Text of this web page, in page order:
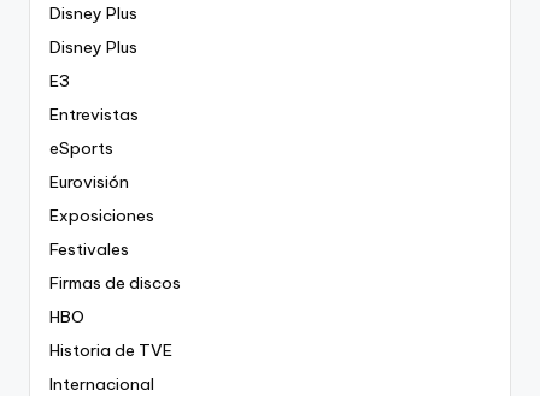
Disney Plus
Disney Plus
E3
Entrevistas
eSports
Eurovisión
Exposiciones
Festivales
Firmas de discos
HBO
Historia de TVE
Internacional